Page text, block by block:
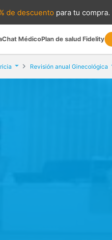
de descuento para tu compra.
Chat MédicoPlan de salud Fidelity
Revisión anual Ginecológica